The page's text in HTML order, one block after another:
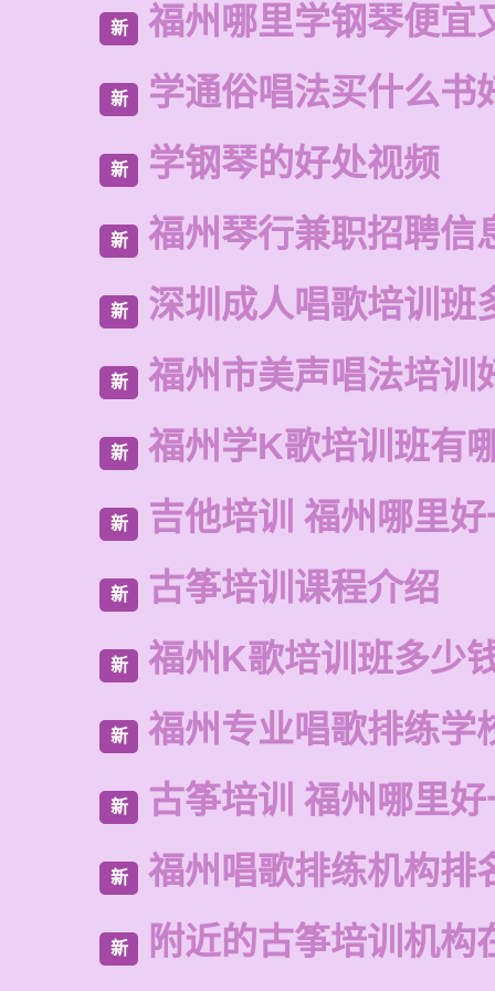
新 福州哪里学钢琴便宜
新 学通俗唱法买什么书
新 学钢琴的好处视频
新 福州琴行兼职招聘信
新 深圳成人唱歌培训班
新 福州市美声唱法培训
新 福州学K歌培训班有
新 吉他培训 福州哪里
新 古筝培训课程介绍
新 福州K歌培训班多少
新 福州专业唱歌排练学
新 古筝培训 福州哪里
新 福州唱歌排练机构排
新 附近的古筝培训机构